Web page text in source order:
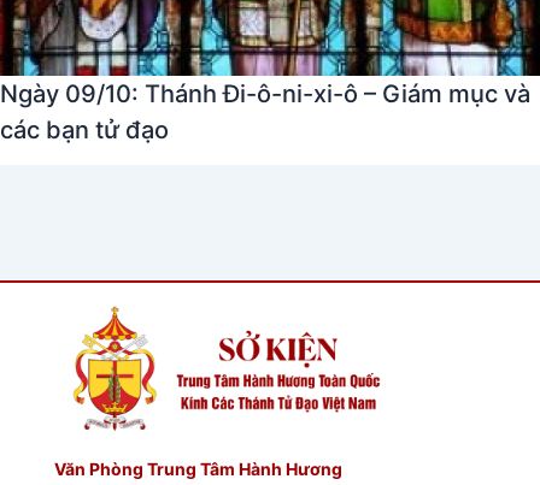
Ngày 09/10: Thánh Đi-ô-ni-xi-ô – Giám mục và
các bạn tử đạo
Văn Phòng Trung Tâm Hành Hương